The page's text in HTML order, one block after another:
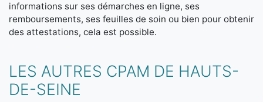
informations sur ses démarches en ligne, ses
remboursements, ses feuilles de soin ou bien pour obtenir
des attestations, cela est possible.
LES AUTRES CPAM DE HAUTS-
DE-SEINE